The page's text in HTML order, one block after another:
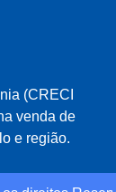
(CRECI
venda de
e região.